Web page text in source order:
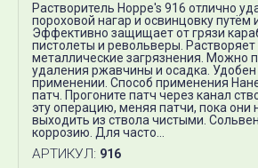
Растворитель Hoppe's ​916 отлично
пороховой нагар и освинцовку путём
Эффективно защищает от грязи
пистолеты и револьверы.
металлические загрязнения. Можно
удаления ржавчины и осадка. Удобен
применении. Способ применения
патч. Прогоните патч через канал
эту операцию, меняя патчи, пока они
выходить из ствола чистыми.
коррозию. Для часто...
АРТИКУЛ: 916